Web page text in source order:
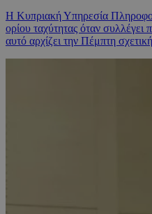
Η Κυπριακή Υπηρεσία
ορίου ταχύτητας όταν συλλέγει
αυτό αρχίζει την Πέμπτη